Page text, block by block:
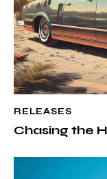
RELEASES
Chasing the